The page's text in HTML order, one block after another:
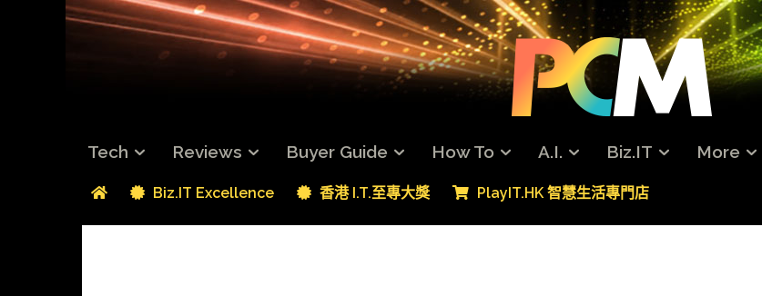
Tech Reviews Buyer Guide How To A.I. Biz.IT More
Biz.IT Excellence 香港 I.T.至專大獎 PlayIT.HK 智慧生活專門店